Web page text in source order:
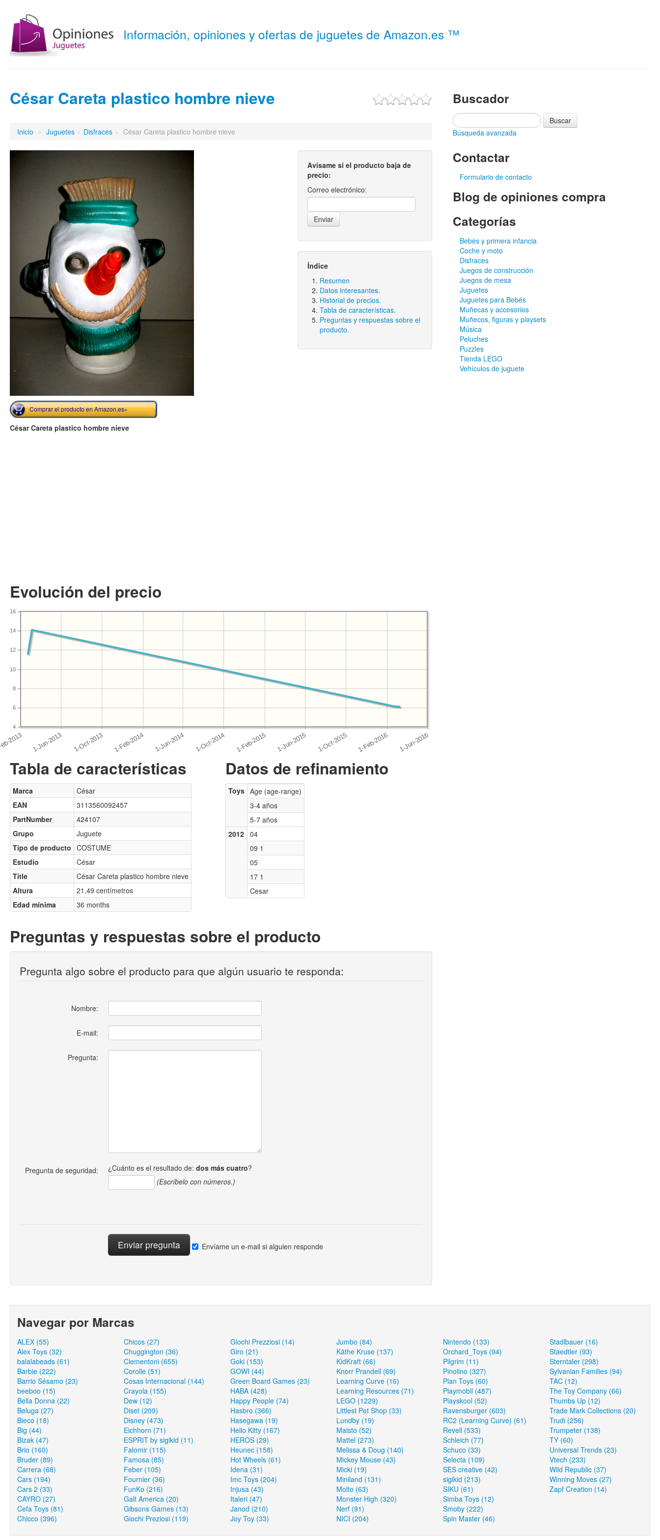
Información, opiniones y ofertas de juguetes de Amazon.es ™
César Careta plastico hombre nieve
Inicio » Juguetes » Disfraces » César Careta plastico hombre nieve
Avísame si el producto baja de
precio:
Correo electrónico:
Índice
Resumen
Datos interesantes.
Historial de precios.
Tabla de características.
Preguntas y respuestas sobre el
producto.
Comprar el producto en Amazon.es»
César Careta plastico hombre nieve
Evolución del precio
4
6
8
10
12
14
16
Tabla de características
Marca
César
EAN
3113560092457
PartNumber
424107
Grupo
Juguete
Tipo de producto COSTUME
Estudio
César
Title
César Careta plastico hombre nieve
Altura
21,49 centímetros
Edad mínima
36 months
Datos de refinamiento
Toys Age (age-range)
3-4 años
5-7 años
2012
04
09 1
05
17 1
Cesar
Preguntas y respuestas sobre el producto
Pregunta algo sobre el producto para que algún usuario te responda:
Nombre:
E-mail:
Pregunta:
Pregunta de seguridad: ¿Cuánto es el resultado de: dos más cuatro?
(Escríbelo con números.)
Envíame un e-mail si alguien responde
Buscador
Búsqueda avanzada
Contactar
Formulario de contacto
Blog de opiniones compra
Categorías
Bebés y primera infancia
Coche y moto
Disfraces
Juegos de construcción
Juegos de mesa
Juguetes
Juguetes para Bebés
Muñecas y accesorios
Muñecos, figuras y playsets
Música
Peluches
Puzzles
Tienda LEGO
Vehículos de juguete
Navegar por Marcas
ALEX (55)
Alex Toys (32)
balalabeads (61)
Barbie (222)
Barrio Sésamo (23)
beeboo (15)
Bella Donna (22)
Beluga (27)
Bieco (18)
Big (44)
Bizak (47)
Brio (160)
Bruder (89)
Carrera (68)
Cars (194)
Cars 2 (33)
CAYRO (27)
Cefa Toys (81)
Chicco (396)
Chicos (27)
Chuggington (36)
Clementoni (655)
Corolle (51)
Cosas Internacional (144)
Crayola (155)
Dew (12)
Diset (209)
Disney (473)
Eichhorn (71)
ESPRIT by sigikid (11)
Falomir (115)
Famosa (85)
Feber (105)
Fournier (36)
FunKo (216)
Galt America (20)
Gibsons Games (13)
Giochi Preziosi (119)
Giochi Prezziosi (14)
Giro (21)
Goki (153)
GOWI (44)
Green Board Games (23)
HABA (428)
Happy People (74)
Hasbro (366)
Hasegawa (19)
Hello Kitty (167)
HEROS (29)
Heunec (158)
Hot Wheels (61)
Idena (31)
Imc Toys (204)
Injusa (43)
Italeri (47)
Janod (210)
Joy Toy (33)
Jumbo (84)
Käthe Kruse (137)
KidKraft (66)
Knorr Prandell (69)
Learning Curve (16)
Learning Resources (71)
LEGO (1229)
Littlest Pet Shop (33)
Lundby (19)
Maisto (52)
Mattel (273)
Melissa & Doug (140)
Mickey Mouse (43)
Micki (19)
Miniland (131)
Molto (63)
Monster High (320)
Nerf (91)
NICI (204)
Nintendo (133)
Orchard_Toys (94)
Pilgrim (11)
Pinolino (327)
Plan Toys (60)
Playmobil (487)
Playskool (52)
Ravensburger (603)
RC2 (Learning Curve) (61)
Revell (533)
Schleich (77)
Schuco (33)
Selecta (109)
SES creative (42)
sigikid (213)
SIKU (61)
Simba Toys (12)
Smoby (222)
Spin Master (46)
Stadlbauer (16)
Staedtler (93)
Sterntaler (298)
Sylvanian Families (94)
TAC (12)
The Toy Company (66)
Thumbs Up (12)
Trade Mark Collections (20)
Trudi (256)
Trumpeter (138)
TY (60)
Universal Trends (23)
Vtech (233)
Wild Republic (37)
Winning Moves (27)
Zapf Creation (14)